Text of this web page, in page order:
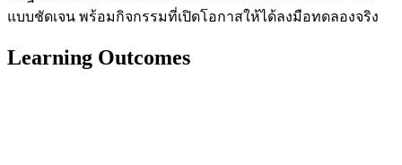
แบบชัดเจน พร้อมกิจกรรมที่เปิดโอกาสให้ได้ลงมือทดลองจริง
Learning Outcomes